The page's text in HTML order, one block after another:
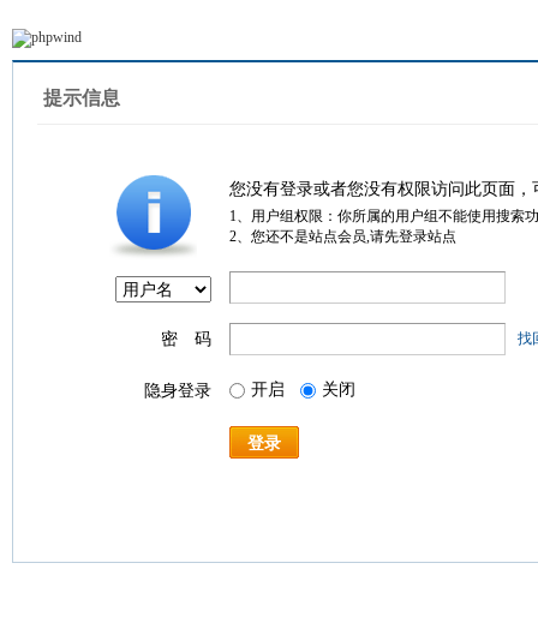
提示信息
您没有登录或者您没有权限访问此页面
1、用户组权限：你所属的用户组不能使用搜索
2、您还不是站点会员,请先登录站点
密 码 找
隐身登录 开启 关闭
登录